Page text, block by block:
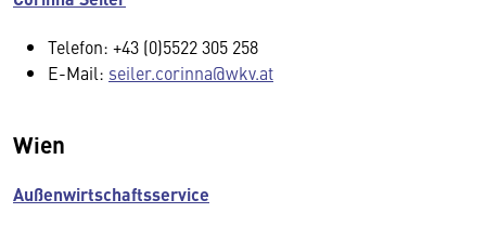
Telefon: +43 (0)5522 305 258
E-Mail: seiler.corinna@wkv.at
Wien
Außenwirtschaftsservice